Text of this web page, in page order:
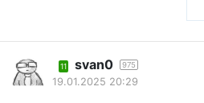
11 svan0 975
19.01.2025 20:29